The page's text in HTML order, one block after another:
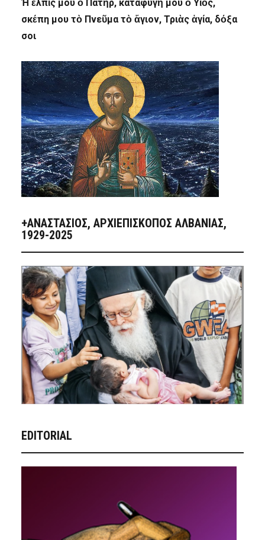
Ἡ ἐλπίς μου ὁ Πατήρ, καταφυγή μου ὁ Υἱός,
σκέπη μου τὸ Πνεῦμα τὸ ἅγιον, Τριὰς ἁγία, δόξα
σοι
+ΑΝΑΣΤΆΣΙΟΣ, ΑΡΧΙΕΠΊΣΚΟΠΟΣ ΑΛΒΑΝΊΑΣ,
1929-2025
EDITORIAL